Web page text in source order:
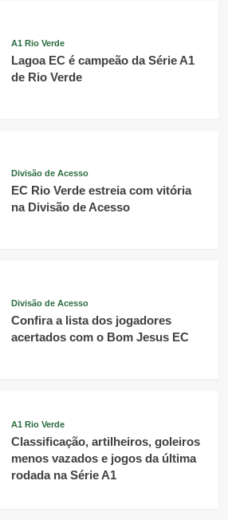
A1 Rio Verde
Lagoa EC é campeão da Série A1
de Rio Verde
Divisão de Acesso
EC Rio Verde estreia com vitória
na Divisão de Acesso
Divisão de Acesso
Confira a lista dos jogadores
acertados com o Bom Jesus EC
A1 Rio Verde
Classificação, artilheiros, goleiros
menos vazados e jogos da última
rodada na Série A1